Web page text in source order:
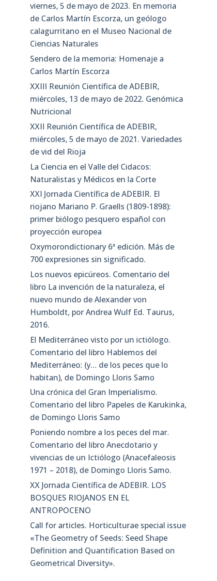
viernes, 5 de mayo de 2023. En memoria
de Carlos Martín Escorza, un geólogo
calagurritano en el Museo Nacional de
Ciencias Naturales
Sendero de la memoria: Homenaje a
Carlos Martín Escorza
XXIII Reunión Científica de ADEBIR,
miércoles, 13 de mayo de 2022. Genómica
Nutricional
XXII Reunión Científica de ADEBIR,
miércoles, 5 de mayo de 2021. Variedades
de vid del Rioja
La Ciencia en el Valle del Cidacos:
Naturalistas y Médicos en la Corte
XXI Jornada Científica de ADEBIR. El
riojano Mariano P. Graells (1809-1898):
primer biólogo pesquero español con
proyección europea
Oxymorondictionary 6ª edición. Más de
700 expresiones sin significado.
Los nuevos epicúreos. Comentario del
libro La invención de la naturaleza, el
nuevo mundo de Alexander von
Humboldt, por Andrea Wulf Ed. Taurus,
2016.
El Mediterráneo visto por un ictiólogo.
Comentario del libro Hablemos del
Mediterráneo: (y… de los peces que lo
habitan), de Domingo Lloris Samo
Una crónica del Gran Imperialismo.
Comentario del libro Papeles de Karukinka,
de Domingo Lloris Samo
Poniendo nombre a los peces del mar.
Comentario del libro Anecdotario y
vivencias de un Ictiólogo (Anacefaleosis
1971 – 2018), de Domingo Lloris Samo.
XX Jornada Científica de ADEBIR. LOS
BOSQUES RIOJANOS EN EL
ANTROPOCENO
Call for articles. Horticulturae special issue
«The Geometry of Seeds: Seed Shape
Definition and Quantification Based on
Geometrical Diversity»​.